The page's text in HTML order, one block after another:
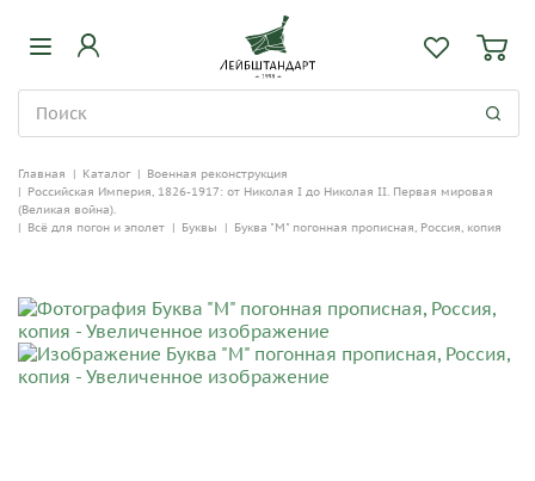
Главная | Каталог | Военная реконструкция
| Российская Империя, 1826-1917: от Николая I до Николая II. Первая мировая
(Великая война).
| Всё для погон и эполет | Буквы | Буква "М" погонная прописная, Россия, копия